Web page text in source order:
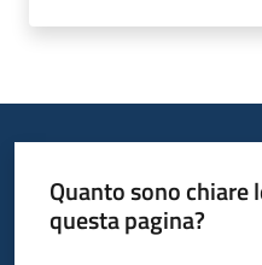
Quanto sono chiare
questa pagina?